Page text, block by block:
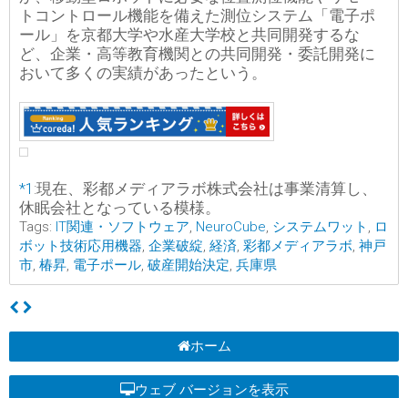
トコントロール機能を備えた測位システム「電子ポ
ール」を京都大学や水産大学校と共同開発するな
ど、企業・高等教育機関との共同開発・委託開発に
おいて多くの実績があったという。
*1 :現在、彩都メディアラボ株式会社は事業清算し、
休眠会社となっている模様。
Tags: IT関連・ソフトウェア, NeuroCube, システムワット , ロ
ボット技術応用機器, 企業破綻, 経済, 彩都メディアラボ, 神戸
市, 椿昇, 電子ポール, 破産開始決定, 兵庫県
ホーム
ウェブ バージョンを表示